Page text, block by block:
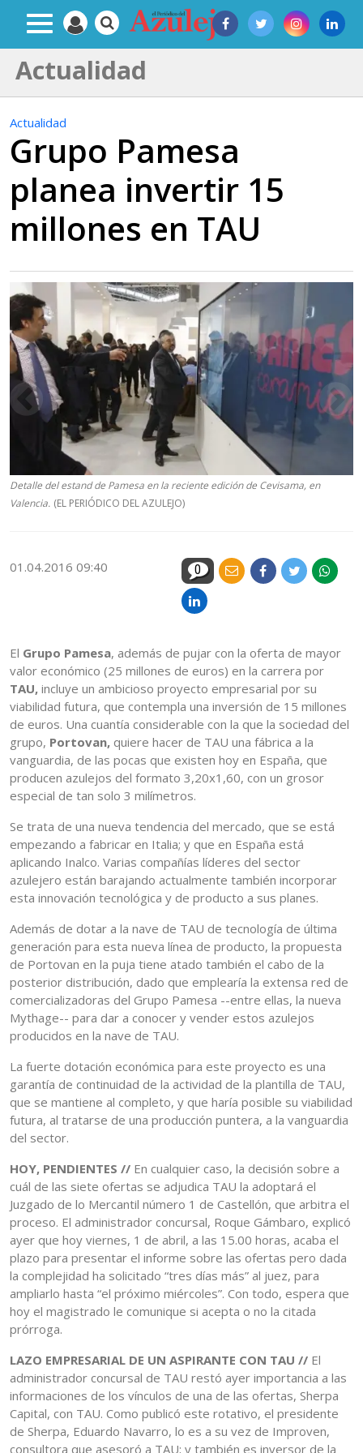
Actualidad
Actualidad
Grupo Pamesa
planea invertir 15
millones en TAU
Detalle del estand de Pamesa en la reciente edición de Cevisama, en
Valencia. (EL PERIÓDICO DEL AZULEJO)
01.04.2016 09:40 0
El Grupo Pamesa, además de pujar con la oferta de mayor
valor económico (25 millones de euros) en la carrera por
TAU, incluye un ambicioso proyecto empresarial por su
viabilidad futura, que contempla una inversión de 15 millones
de euros. Una cuantía considerable con la que la sociedad del
grupo, Portovan, quiere hacer de TAU una fábrica a la
vanguardia, de las pocas que existen hoy en España, que
producen azulejos del formato 3,20x1,60, con un grosor
especial de tan solo 3 milímetros.
Se trata de una nueva tendencia del mercado, que se está
empezando a fabricar en Italia; y que en España está
aplicando Inalco. Varias compañías líderes del sector
azulejero están barajando actualmente también incorporar
esta innovación tecnológica y de producto a sus planes.
Además de dotar a la nave de TAU de tecnología de última
generación para esta nueva línea de producto, la propuesta
de Portovan en la puja tiene atado también el cabo de la
posterior distribución, dado que emplearía la extensa red de
comercializadoras del Grupo Pamesa --entre ellas, la nueva
Mythage-- para dar a conocer y vender estos azulejos
producidos en la nave de TAU.
La fuerte dotación económica para este proyecto es una
garantía de continuidad de la actividad de la plantilla de TAU,
que se mantiene al completo, y que haría posible su viabilidad
futura, al tratarse de una producción puntera, a la vanguardia
del sector.
HOY, PENDIENTES // En cualquier caso, la decisión sobre a
cuál de las siete ofertas se adjudica TAU la adoptará el
Juzgado de lo Mercantil número 1 de Castellón, que arbitra el
proceso. El administrador concursal, Roque Gámbaro, explicó
ayer que hoy viernes, 1 de abril, a las 15.00 horas, acaba el
plazo para presentar el informe sobre las ofertas pero dada
la complejidad ha solicitado “tres días más” al juez, para
ampliarlo hasta “el próximo miércoles”. Con todo, espera que
hoy el magistrado le comunique si acepta o no la citada
prórroga.
LAZO EMPRESARIAL DE UN ASPIRANTE CON TAU // El
administrador concursal de TAU restó ayer importancia a las
informaciones de los vínculos de una de las ofertas, Sherpa
Capital, con TAU. Como publicó este rotativo, el presidente
de Sherpa, Eduardo Navarro, lo es a su vez de Improven,
consultora que asesoró a TAU; y también es inversor de la